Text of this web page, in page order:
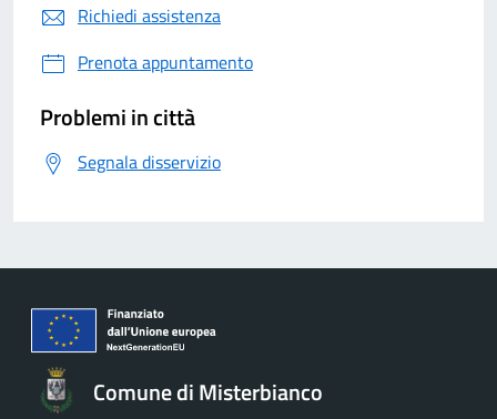
Richiedi assistenza
Prenota appuntamento
Problemi in città
Segnala disservizio
Comune di Misterbianco